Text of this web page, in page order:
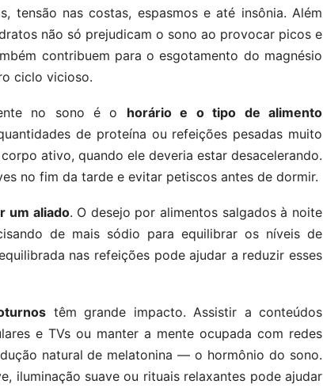
tensão nas costas, espasmos e até insônia. Além
não só prejudicam o sono ao provocar picos e
contribuem para o esgotamento do magnésio
ciclo vicioso.
no sono é o horário e o tipo de alimento
de proteína ou refeições pesadas muito
ativo, quando ele deveria estar desacelerando.
no fim da tarde e evitar petiscos antes de dormir.
um aliado. O desejo por alimentos salgados à noite
de mais sódio para equilibrar os níveis de
nas refeições pode ajudar a reduzir esses
têm grande impacto. Assistir a conteúdos
e TVs ou manter a mente ocupada com redes
natural de melatonina — o hormônio do sono.
iluminação suave ou rituais relaxantes pode ajudar